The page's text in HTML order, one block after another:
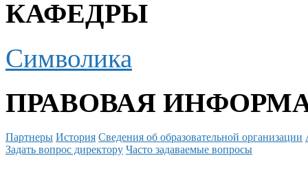
КАФЕДРЫ
Символика
ПРАВОВАЯ
Партнеры История Сведения об образовательной организации
Задать вопрос директору Часто задаваемые вопросы